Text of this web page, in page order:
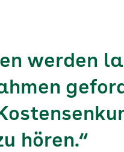
werden
hören.“